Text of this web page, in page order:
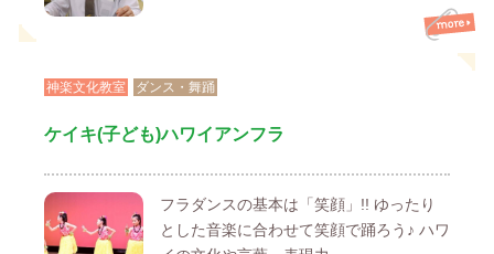
神楽文化教室 ダンス・舞踊
ケイキ(子ども)ハワイアンフラ
フラダンスの基本は「笑顔」!! ゆったり
とした音楽に合わせて笑顔で踊ろう♪ ハワ